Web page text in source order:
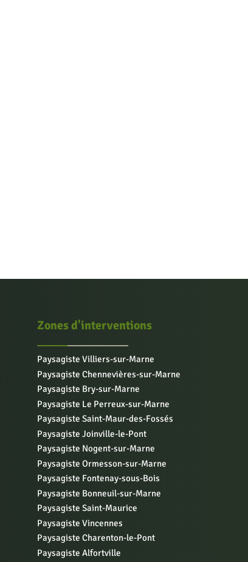
Zones d'interventions
Paysagiste Villiers-sur-Marne
Paysagiste Chennevières-sur-Marne
Paysagiste Bry-sur-Marne
Paysagiste Le Perreux-sur-Marne
Paysagiste Saint-Maur-des-Fossés
Paysagiste Joinville-le-Pont
Paysagiste Nogent-sur-Marne
Paysagiste Ormesson-sur-Marne
Paysagiste Fontenay-sous-Bois
Paysagiste Bonneuil-sur-Marne
Paysagiste Saint-Maurice
Paysagiste Vincennes
Paysagiste Charenton-le-Pont
Paysagiste Alfortville